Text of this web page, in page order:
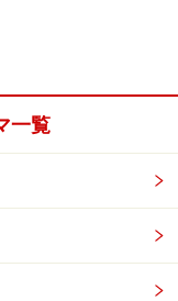
一覧